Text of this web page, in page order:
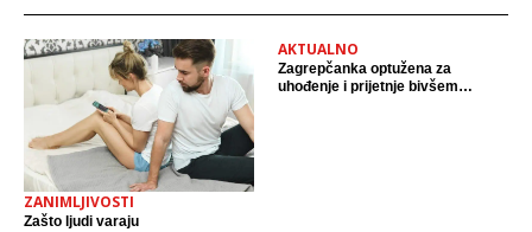
ZANIMLJIVOSTI
Zašto ljudi varaju
AKTUALNO
Zagrepčanka optužena za
uhođenje i prijetnje bivšem